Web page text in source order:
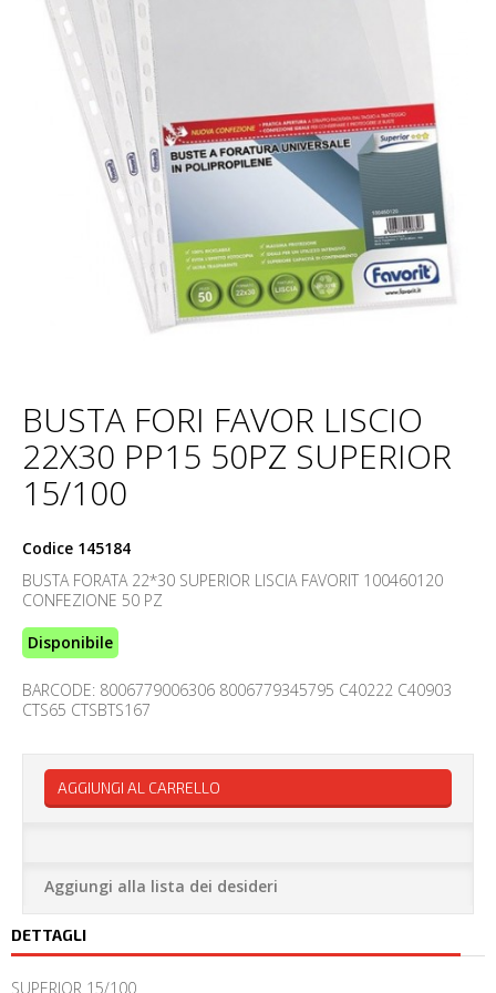
BUSTA FORI FAVOR LISCIO
22X30 PP15 50PZ SUPERIOR
15/100
Codice 145184
BUSTA FORATA 22*30 SUPERIOR LISCIA FAVORIT 100460120
CONFEZIONE 50 PZ
Disponibile
BARCODE: 8006779006306 8006779345795 C40222 C40903
CTS65 CTSBTS167
AGGIUNGI AL CARRELLO
Aggiungi alla lista dei desideri
DETTAGLI
SUPERIOR 15/100